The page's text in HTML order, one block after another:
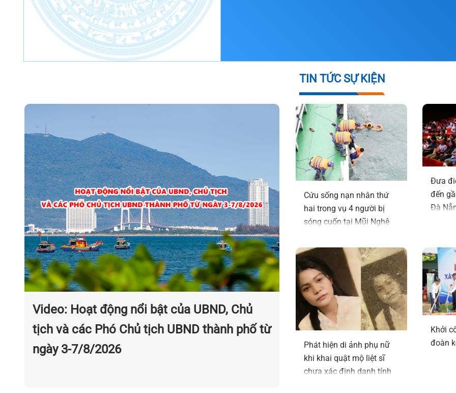
của UBND, Chủ tịch và
tịch UBND thành phố ngày
Phát huy lợi thế dược liệu,
lực phát triển khu vực
Khẩn trương hoàn thiện
tầng cho Trung tâm tài
tế Việt Nam tại Đà Nẵng
Chủ tịch UBND thành phố
Mạnh Hùng kiểm tra vùng
Sâm Ngọc Linh
Giải ngân vốn đầu tư công
đầu năm 2026 đạt 51,26%,
Video: Những thước phim
tại Vòng chung kết Hội
sự, võ thuật và thể thao
2026
Video: Chỉ đạo, điều hành
của UBND, Chủ tịch và
tịch UBND thành phố
Tháo gỡ điểm nghẽn, thúc
trưởng
TIN TỨC SỰ KIỆN
Video: Hoạt động nổi bật của UBND, Chủ
tịch và các Phó Chủ tịch UBND thành phố từ
ngày 3-7/8/2026
Cứu sống nạn nhân thứ
hai trong vụ 4 người bị
sóng cuốn tại Mũi Nghê
Đưa
đến
Đà
Phát hiện di ảnh phụ nữ
khi khai quật mộ liệt sĩ
chưa xác định danh tính
Khởi
đoàn